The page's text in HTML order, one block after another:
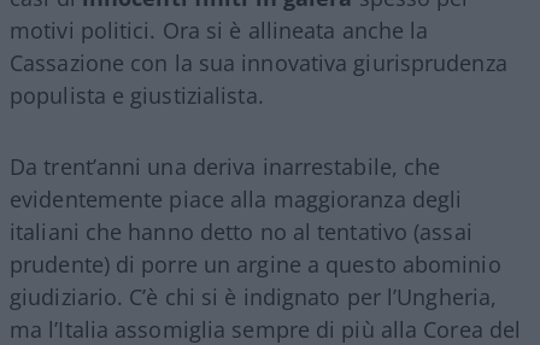
motivi politici. Ora si è allineata anche la
Cassazione con la sua innovativa giurisprudenza
populista e giustizialista.
Da trent’anni una deriva inarrestabile, che
evidentemente piace alla maggioranza degli
italiani che hanno detto no al tentativo (assai
prudente) di porre un argine a questo abominio
giudiziario. C’è chi si è indignato per l’Ungheria,
ma l’Italia assomiglia sempre di più alla Corea del